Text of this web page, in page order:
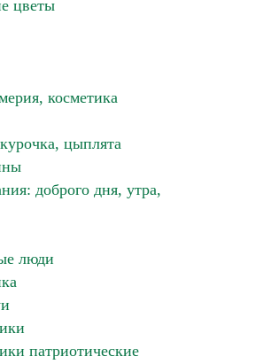
цветы
косметика
цыплята
доброго дня, утра,
люди
патриотические